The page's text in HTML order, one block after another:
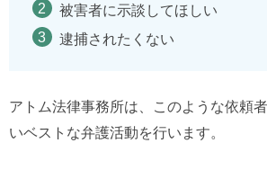
被害者に示談してほしい
逮捕されたくない
アトム法律事務所は、このような依頼
いベストな弁護活動を行います。